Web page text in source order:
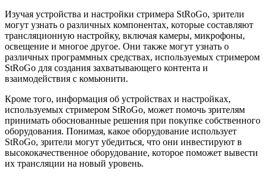
Изучая устройства и настройки стримера StRoGo, зрители
могут узнать о различных компонентах, которые составляют
трансляционную настройку, включая камеры, микрофоны,
освещение и многое другое. Они также могут узнать о
различных программных средствах, используемых стримером
StRoGo для создания захватывающего контента и
взаимодействия с комьюнити.
Кроме того, информация об устройствах и настройках,
используемых стримером StRoGo, может помочь зрителям
принимать обоснованные решения при покупке собственного
оборудования. Понимая, какое оборудование использует
StRoGo, зрители могут убедиться, что они инвестируют в
высококачественное оборудование, которое поможет вывести
их трансляции на новый уровень.